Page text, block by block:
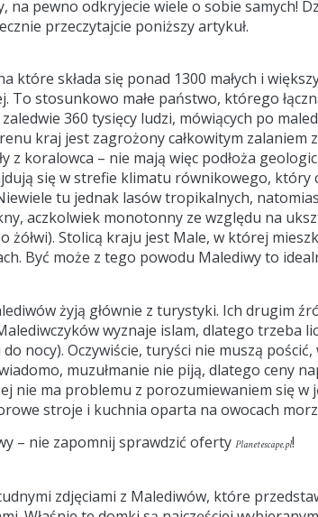
pewno odkryjecie wiele o sobie samych!
przeczytajcie poniższy artykuł.
które składa się ponad 1300 małych i
To stosunkowo małe państwo, którego
360 tysięcy ludzi, mówiących po
kraj jest zagrożony całkowitym
z koralowca – nie mają więc podłoża
się w strefie klimatu równikowego,
tu jednak lasów tropikalnych,
aczkolwiek monotonny ze względu na
żółwi). Stolicą kraju jest Male, w której
Być może z tego powodu Malediwy to
żyją głównie z turystyki. Ich drugim
wyznaje islam, dlatego trzeba
nocy). Oczywiście, turyści nie muszą
muzułmanie nie piją, dlatego ceny
nie ma problemu z porozumiewaniem się
stroje i kuchnia oparta na owocach
– nie zapomnij sprawdzić oferty Planetescape.pl!
zdjęciami z Malediwów, które